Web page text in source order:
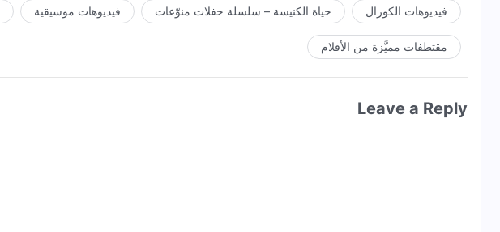
فيديوهات الكورال حياة الكنيسة – سلسلة حفلات منوّعات فيديوهات موسيقية
مقتطفات مميَّزة من الأفلام
Leave a Reply